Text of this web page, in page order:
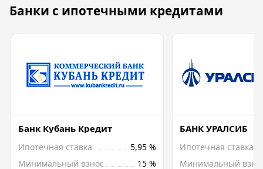
Банки с ипотечными кредитами
Банк Кубань Кредит
Ипотечная ставка
5,95 %
Минимальный взнос
15 %
БАНК УРАЛСИБ
Ипотечная ставка
Минимальный